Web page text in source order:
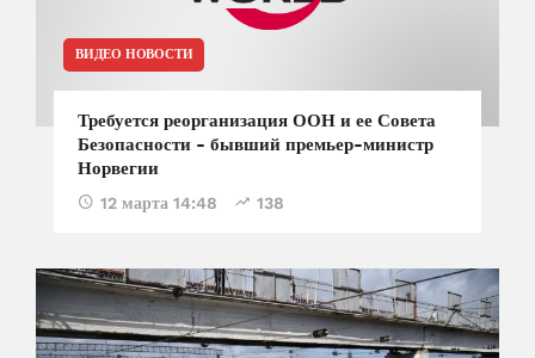
ВИДЕО НОВОСТИ
Требуется реорганизация ООН и ее Совета
Безопасности - бывший премьер-министр
Норвегии
12 марта 14:48 138